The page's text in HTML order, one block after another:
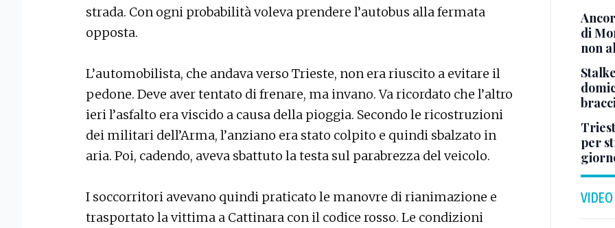
strada. Con ogni probabilità voleva prendere l’autobus alla fermata
opposta.
L’automobilista, che andava verso Trieste, non era riuscito a evitare il
pedone. Deve aver tentato di frenare, ma invano. Va ricordato che l’altro
ieri l’asfalto era viscido a causa della pioggia. Secondo le ricostruzioni
dei militari dell’Arma, l’anziano era stato colpito e quindi sbalzato in
aria. Poi, cadendo, aveva sbattuto la testa sul parabrezza del veicolo.
I soccorritori avevano quindi praticato le manovre di rianimazione e
trasportato la vittima a Cattinara con il codice rosso. Le condizioni
di
non
per
VIDEO